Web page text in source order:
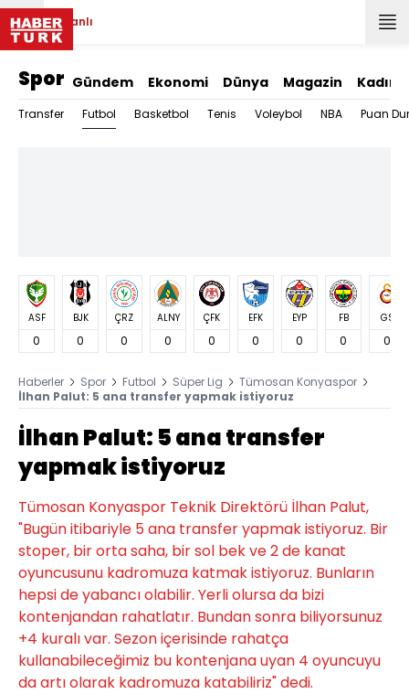
Canlı
Spor Gündem Ekonomi Dünya Magazin Kadın
Transfer Futbol Basketbol Tenis Voleybol NBA Puan
ASF
0
BJK
0
ÇRZ
0
ALNY
0
ÇFK
0
EFK
0
EYP
0
FB
0
GS
0
Haberler Spor Futbol Süper Lig
Tümosan Konyaspor
İlhan Palut: 5 ana transfer yapmak istiyoruz
İlhan Palut: 5 ana transfer
yapmak istiyoruz
Tümosan Konyaspor Teknik Direktörü İlhan Palut,
"Bugün itibariyle 5 ana transfer yapmak istiyoruz. Bir
stoper, bir orta saha, bir sol bek ve 2 de kanat
oyuncusunu kadromuza katmak istiyoruz. Bunların
hepsi de yabancı olabilir. Yerli olursa da bizi
kontenjandan rahatlatır. Bundan sonra biliyorsunuz
+4 kuralı var. Sezon içerisinde rahatça
kullanabileceğimiz bu kontenjana uyan 4 oyuncuyu
da artı olarak kadromuza katabiliriz" dedi.